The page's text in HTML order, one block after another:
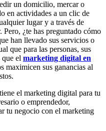
un domicilio, mercar o
en actividades a un clic de
lugar y a través de
¿te has preguntado cómo
han llevado sus servicios o
que para las personas, sus
el marketing digital en
maximicen sus ganancias al
el marketing digital para tu
o emprendedor,
tu negocio con el marketing